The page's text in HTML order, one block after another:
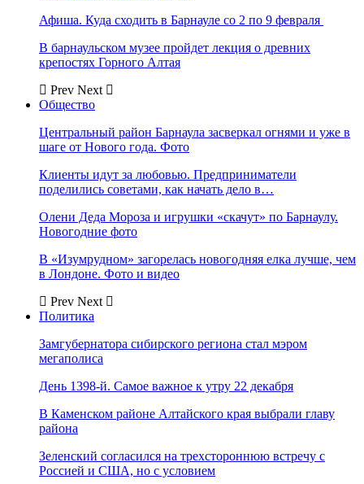
Афиша. Куда сходить в Барнауле со 2 по 9 февраля
В барнаульском музее пройдет лекция о древних
крепостях Горного Алтая
Prev Next
Общество
Центральный район Барнаула засверкал огнями и уже в
шаге от Нового года. Фото
Клиенты идут за любовью. Предприниматели
поделились советами, как начать дело в…
Олени Деда Мороза и игрушки «скачут» по Барнаулу.
Новогодние фото
В «Изумрудном» загорелась новогодняя елка лучше, чем
в Лондоне. Фото и видео
Prev Next
Политика
Замгубернатора сибирского региона стал мэром
мегаполиса
День 1398-й. Самое важное к утру 22 декабря
В Каменском районе Алтайского края выбрали главу
района
Зеленский согласился на трехстороннюю встречу с
Россией и США, но с условием